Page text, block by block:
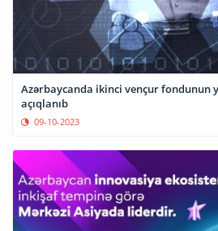
Azərbaycanda ikinci vençur fondunun
açıqlanıb
09-10-2023